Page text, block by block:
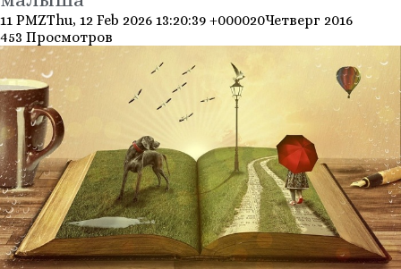
11 PMZThu, 12 Feb 2026 13:20:39 +000020Четверг 2016
453 Просмотров